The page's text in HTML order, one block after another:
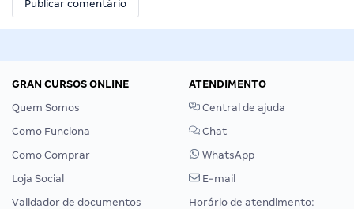
GRAN CURSOS ONLINE
Quem Somos
Como Funciona
Como Comprar
Loja Social
Validador de documentos
ATENDIMENTO
Central de ajuda
Chat
WhatsApp
E-mail
Horário de atendimento: